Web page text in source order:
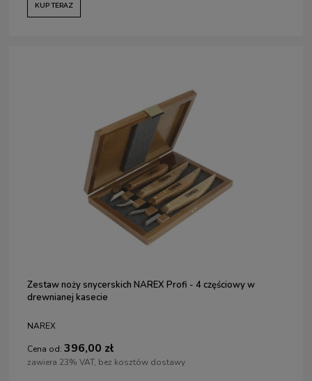
KUP TERAZ
Zestaw noży snycerskich NAREX Profi - 4 częściowy w
drewnianej kasecie
NAREX
Cena od: 396,00 zł
zawiera 23% VAT, bez kosztów dostawy